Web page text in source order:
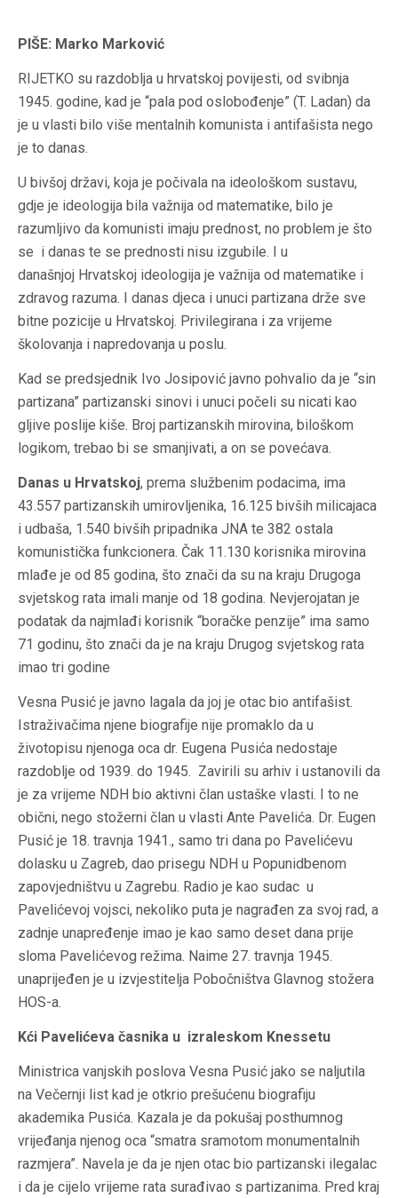
PIŠE: Marko Marković
RIJETKO su razdoblja u hrvatskoj povijesti, od svibnja
1945. godine, kad je “pala pod oslobođenje” (T. Ladan) da
je u vlasti bilo više mentalnih komunista i antifašista nego
je to danas.
U bivšoj državi, koja je počivala na ideološkom sustavu,
gdje je ideologija bila važnija od matematike, bilo je
razumljivo da komunisti imaju prednost, no problem je što
se i danas te se prednosti nisu izgubile. I u
današnjoj Hrvatskoj ideologija je važnija od matematike i
zdravog razuma. I danas djeca i unuci partizana drže sve
bitne pozicije u Hrvatskoj. Privilegirana i za vrijeme
školovanja i napredovanja u poslu.
Kad se predsjednik Ivo Josipović javno pohvalio da je “sin
partizana” partizanski sinovi i unuci počeli su nicati kao
gljive poslije kiše. Broj partizanskih mirovina, biloškom
logikom, trebao bi se smanjivati, a on se povećava.
Danas u Hrvatskoj, prema službenim podacima, ima
43.557 partizanskih umirovljenika, 16.125 bivših milicajaca
i udbaša, 1.540 bivših pripadnika JNA te 382 ostala
komunistička funkcionera. Čak 11.130 korisnika mirovina
mlađe je od 85 godina, što znači da su na kraju Drugoga
svjetskog rata imali manje od 18 godina. Nevjerojatan je
podatak da najmlađi korisnik “boračke penzije” ima samo
71 godinu, što znači da je na kraju Drugog svjetskog rata
imao tri godine
Vesna Pusić je javno lagala da joj je otac bio antifašist.
Istraživačima njene biografije nije promaklo da u
životopisu njenoga oca dr. Eugena Pusića nedostaje
razdoblje od 1939. do 1945. Zavirili su arhiv i ustanovili da
je za vrijeme NDH bio aktivni član ustaške vlasti. I to ne
obični, nego stožerni član u vlasti Ante Pavelića. Dr. Eugen
Pusić je 18. travnja 1941., samo tri dana po Pavelićevu
dolasku u Zagreb, dao prisegu NDH u Popunidbenom
zapovjedništvu u Zagrebu. Radio je kao sudac u
Pavelićevoj vojsci, nekoliko puta je nagrađen za svoj rad, a
zadnje unapređenje imao je kao samo deset dana prije
sloma Pavelićevog režima. Naime 27. travnja 1945.
unaprijeđen je u izvjestitelja Pobočništva Glavnog stožera
HOS-a.
Kći Pavelićeva časnika u izraleskom Knessetu
Ministrica vanjskih poslova Vesna Pusić jako se naljutila
na Večernji list kad je otkrio prešućenu biografiju
akademika Pusića. Kazala je da pokušaj posthumnog
vrijeđanja njenog oca “smatra sramotom monumentalnih
razmjera”. Navela je da je njen otac bio partizanski ilegalac
i da je cijelo vrijeme rata surađivao s partizanima. Pred kraj